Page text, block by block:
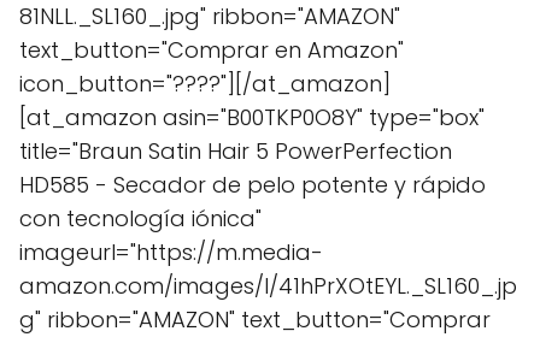
81NLL._SL160_.jpg" ribbon="AMAZON"
text_button="Comprar en Amazon"
icon_button="????"][/at_amazon]
[at_amazon asin="B00TKP0O8Y" type="box"
title="Braun Satin Hair 5 PowerPerfection
HD585 - Secador de pelo potente y rápido
con tecnología iónica"
imageurl="https://m.media-
amazon.com/images/I/41hPrXOtEYL._SL160_.jp
g" ribbon="AMAZON" text_button="Comprar